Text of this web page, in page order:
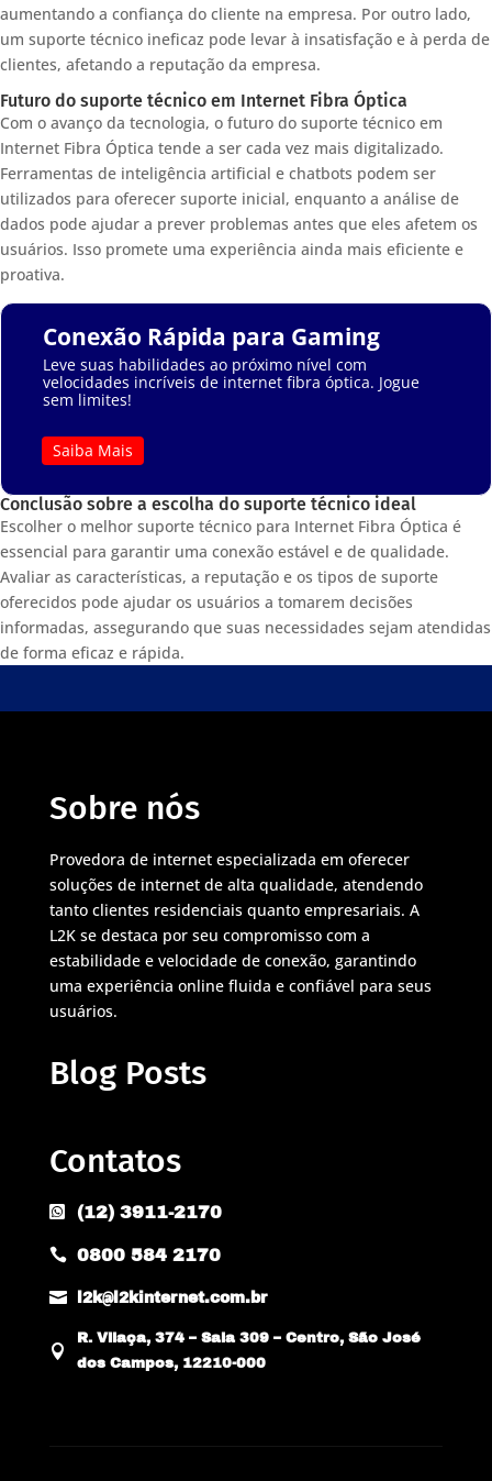
aumentando a confiança do cliente na empresa. Por outro lado,
um suporte técnico ineficaz pode levar à insatisfação e à perda de
clientes, afetando a reputação da empresa.
Futuro do suporte técnico em Internet Fibra Óptica
Com o avanço da tecnologia, o futuro do suporte técnico em
Internet Fibra Óptica tende a ser cada vez mais digitalizado.
Ferramentas de inteligência artificial e chatbots podem ser
utilizados para oferecer suporte inicial, enquanto a análise de
dados pode ajudar a prever problemas antes que eles afetem os
usuários. Isso promete uma experiência ainda mais eficiente e
proativa.
Conexão Rápida para Gaming
Leve suas habilidades ao próximo nível com
velocidades incríveis de internet fibra óptica. Jogue
sem limites!
Saiba Mais
Conclusão sobre a escolha do suporte técnico ideal
Escolher o melhor suporte técnico para Internet Fibra Óptica é
essencial para garantir uma conexão estável e de qualidade.
Avaliar as características, a reputação e os tipos de suporte
oferecidos pode ajudar os usuários a tomarem decisões
informadas, assegurando que suas necessidades sejam atendidas
de forma eficaz e rápida.
Sobre nós
Provedora de internet especializada em oferecer
soluções de internet de alta qualidade, atendendo
tanto clientes residenciais quanto empresariais. A
L2K se destaca por seu compromisso com a
estabilidade e velocidade de conexão, garantindo
uma experiência online fluida e confiável para seus
usuários.
Blog Posts
Contatos
 (12) 3911-2170
 0800 584 2170
 l2k@l2kinternet.com.br

R. Vilaça, 374 – Sala 309 – Centro, São José
dos Campos, 12210-000